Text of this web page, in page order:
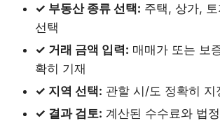
✓ 부동산 종류 선택: 주택, 상가,
선택
✓ 거래 금액 입력: 매매가 또는 보
확히 기재
✓ 지역 선택: 관할 시/도 정확히 지
✓ 결과 검토: 계산된 수수료와 법